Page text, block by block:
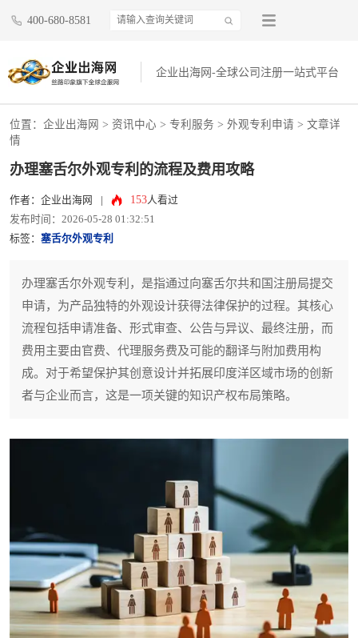
400-680-8581
企业出海网-全球公司注册一站式平台
位置： 企业出海网 > 资讯中心 > 专利服务 > 外观专利申请 > 文章详
情
办理塞舌尔外观专利的流程及费用攻略
作者：企业出海网 153人看过
发布时间：2026-05-28 01:32:51
标签： 塞舌尔外观专利
办理塞舌尔外观专利，是指通过向塞舌尔共和国注册局提交
申请，为产品独特的外观设计获得法律保护的过程。其核心
流程包括申请准备、形式审查、公告与异议、最终注册，而
费用主要由官费、代理服务费及可能的翻译与附加费用构
成。对于希望保护其创意设计并拓展印度洋区域市场的创新
者与企业而言，这是一项关键的知识产权布局策略。